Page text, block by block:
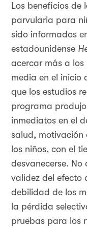
Los beneficios de
parvularia para
sido informados
estadounidense
acercar más a los
media en el inicio
que los estudios
programa
inmediatos en el
salud, motivación
los niños, con el
desvanecerse.
validez del efecto
debilidad de los
la pérdida
pruebas para los